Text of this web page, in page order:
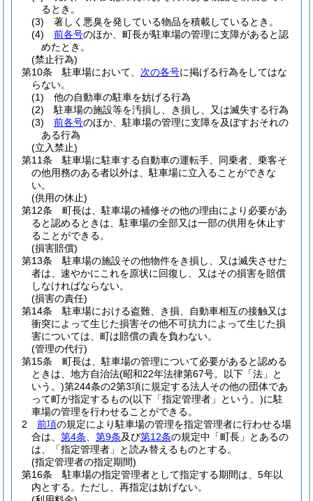
るとき。
(3)
著しく悪臭を発している物品を積載しているとき。
(4)
前各号のほか、町長が駐車場の管理に支障があると認
めたとき。
(禁止行為)
第10条
駐車場において、 次の各号に掲げる行為をしてはな
らない。
(1)
他の自動車の駐車を妨げる行為
(2)
駐車場の施設等を汚損し、き損し、又は滅失する行為
(3)
前各号のほか、駐車場の管理に支障を及ぼすおそれの
ある行為
(立入禁止)
第11条
駐車場に駐車する自動車の運転手、同乗者、乗客そ
の他用務のある者以外は、駐車場に立入ることができな
い。
(供用の休止)
第12条
町長は、駐車場の補修その他の理由により必要があ
ると認めるときは、駐車場の全部又は一部の供用を休止す
ることができる。
(損害賠償)
第13条
駐車場の施設その他物件をき損し、又は滅失させた
者は、速やかにこれを原状に回復し、又はその損害を賠償
しなければならない。
(損害の責任)
第14条
駐車場における盗難、き損、自動車相互の接触又は
衝突によって生じた損害その他不可抗力によって生じた損
害については、町は賠償の責を負わない。
(管理の代行)
第15条
町長は、駐車場の管理について必要があると認める
ときは、地方自治法(昭和22年法律第67号。以下「法」と
いう。)第244条の2第3項に規定する法人その他の団体であ
って町が指定するもの(以下「指定管理者」という。)に駐
車場の管理を行わせることができる。
2
前項の規定により駐車場の管理を指定管理者に行わせる場
合は、 第4条 第9条及び第12条の規定中「町長」とあるの
は、「指定管理者」と読み替えるものとする。
(指定管理者の指定期間)
第16条
駐車場の指定管理者として指定する期間は、5年以
内とする。 ただし、再指定は妨げない。